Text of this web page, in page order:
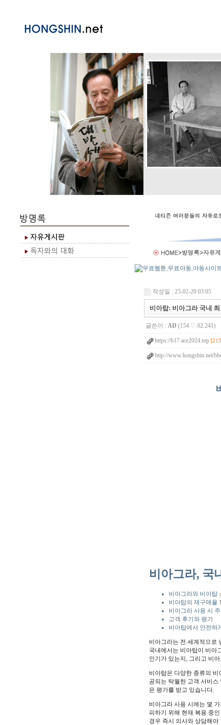
작성일 : 25-02-20 03:05
비아탑: 비아그라 국내
글쓴이 : AD (154.♡.62.241)
https://b17.ace2024.top
http://www.hongshin.net/
비아그라, 국
비아그라와 비아탑
비아탑의 재구매율
비아그라 사용 시
고객 후기와 평가
비아탑에서 안전하
비아그라는 전 세계적으로
국내에서는 비아탑이 비아
인기가 있는지, 그리고 비
비아탑은 다양한 종류의
공되는 탁월한 고객 서비
은 평가를 받고 있습니다.
비아그라 사용 시에는 몇
피하기 위해 현재 복용 중
경우 즉시 의사와 상담해야